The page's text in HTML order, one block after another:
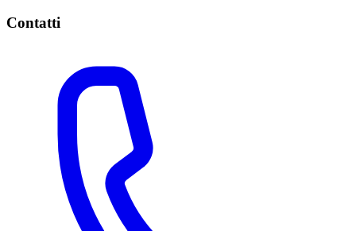
Contatti